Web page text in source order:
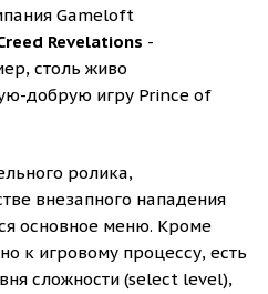
Gameloft
Revelations -
столь живо
добрую игру Prince of
ролика,
внезапного нападения
основное меню. Кроме
к игровому процессу, есть
сложности (select level),